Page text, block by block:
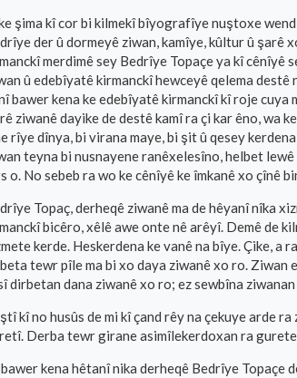
şima kî cor bi kilmekî bîyografîye nuştoxe
der û dormeyê ziwan, kamîye, kûltur û şarê
merdimê sey Bedrîye Topaçe ya kî cênîyê
û edebîyatê kirmanckî hewceyê qelema
bawer kena ke edebîyatê kirmanckî kî roje cuya
ziwanê dayike de destê kamî ra çi kar êno, wa
rîye dînya, bi virana maye, bi şit û qesey
teyna bi nusnayene ranêxelesîno, helbet
o. No sebeb ra wo ke cênîyê ke îmkanê xo çînê
Topaç, derheqê ziwanê ma de hêyanî nîka
bicêro, xêlê awe onte nê arêyî. Demê de
kerde. Heskerdena ke vanê na bîye. Çike, a
tewr pîle ma bi xo daya ziwanê xo ro. Ziwan
dirbetan dana ziwanê xo ro; ez sewbîna
kî no husûs de mi kî çand rêy na çekuye arde
Derba tewr girane asimîlekerdoxan ra
bawer kena hêtanî nika derheqê Bedrîye Topaçe